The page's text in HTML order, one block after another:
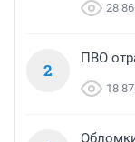
28
2
ПВО
18